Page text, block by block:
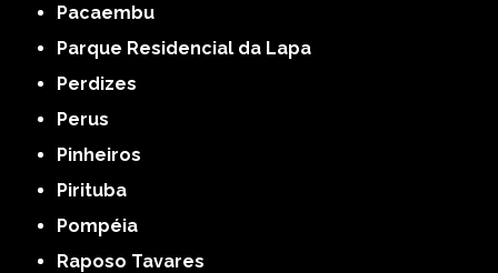
Pacaembu
Parque Residencial da Lapa
Perdizes
Perus
Pinheiros
Pirituba
Pompéia
Raposo Tavares